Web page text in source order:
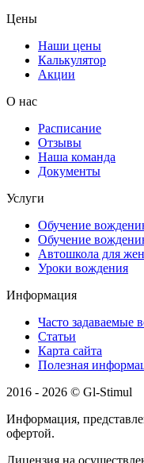
Цены
Наши цены
Калькулятор
Акции
О нас
Расписание
Отзывы
Наша команда
Документы
Услуги
Обучение
Обучение
Автошкола для
Уроки вождения
Информация
Часто задаваемые
Статьи
Карта сайта
Полезная
2016 - 2026 © Gl-Stimul
Информация,
офертой.